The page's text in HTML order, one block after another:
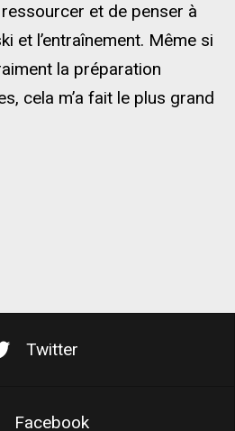
et de penser à
et l’entraînement. Même si
la préparation
cela m’a fait le plus grand
Twitter
Facebook